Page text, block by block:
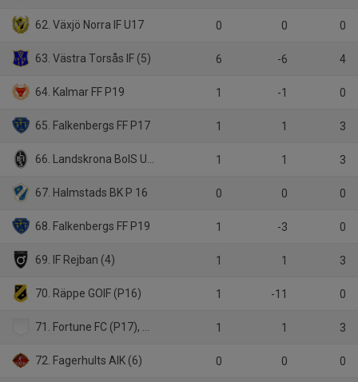
62. Växjö Norra IF U17 0 0 0
63. Västra Torsås IF (5) 6 -6 4
64. Kalmar FF P19 1 -1 0
65. Falkenbergs FF P17 1 1 3
66. Landskrona BoIS U17 1 1 3
67. Halmstads BK P 16 0 0 0
68. Falkenbergs FF P19 1 -3 0
69. IF Rejban (4) 1 1 3
70. Räppe GOIF (P16) 1 -11 0
71. Fortune FC (P17), Gambia 1 1 3
72. Fagerhults AIK (6) 0 0 0